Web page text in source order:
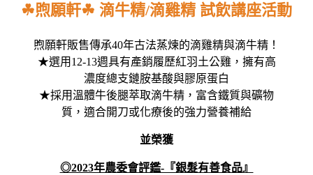
☘︎煦願軒☘︎ 滴牛精/滴雞精 試飲講座活動
煦願軒販售傳承40年古法蒸煉的滴雞精與滴牛精！
★選用12-13週具有產銷履歷紅羽土公雞，擁有高
濃度總支鏈胺基酸與膠原蛋白
★採用溫體牛後腿萃取滴牛精，富含鐵質與礦物
質，適合開刀或化療後的強力營養補給
並榮獲
◎2023年農委會評鑑-『銀髮有善食品』